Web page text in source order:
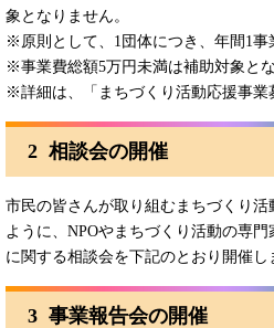
象となりません。
※原則として、1団体につき、年間1事
※事業費総額5万円未満は補助対象とな
※詳細は、「まちづくり活動応援事業
2 相談会の開催
市民の皆さんが取り組むまちづくり
ように、NPOやまちづくり活動の専
に関する相談会を下記のとおり開催し
3 事業報告会の開催